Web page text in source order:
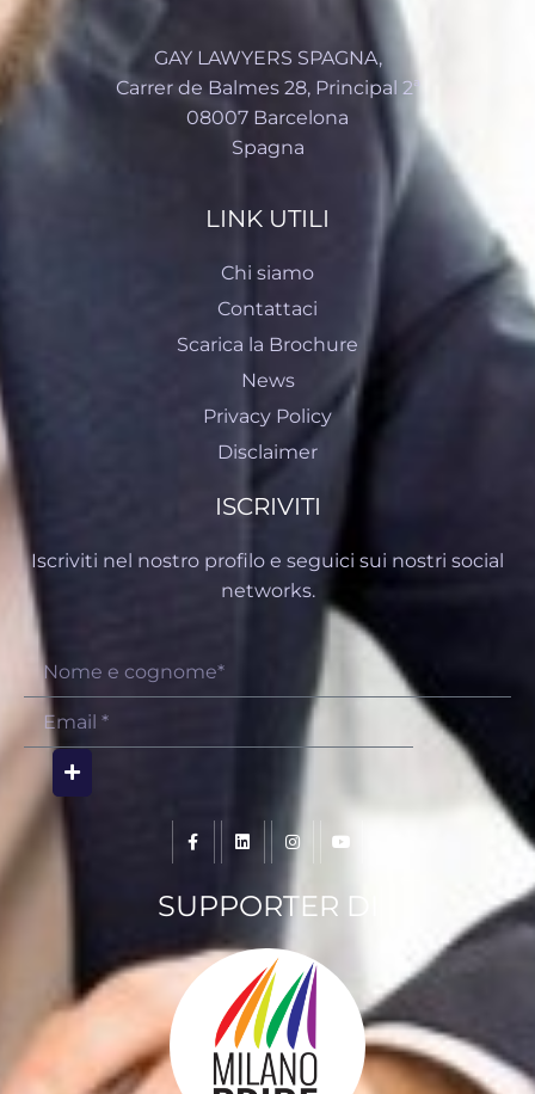
GAY LAWYERS SPAGNA,
Carrer de Balmes 28, Principal 2ª
08007 Barcelona
Spagna
LINK UTILI
Chi siamo
Contattaci
Scarica la Brochure
News
Privacy Policy
Disclaimer
ISCRIVITI
Iscriviti nel nostro profilo e seguici sui nostri social
networks.
SUPPORTER DI